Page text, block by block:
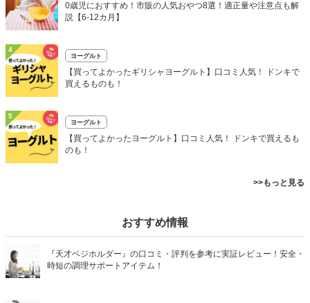
0歳児におすすめ！市販の人気おやつ8選！適正量や注意点も解
説【6‐12カ月】
4
ヨーグルト
【買ってよかったギリシャヨーグルト】口コミ人気！ ドンキで
買えるものも！
5
ヨーグルト
【買ってよかったヨーグルト】口コミ人気！ ドンキで買えるも
のも！
>>もっと見る
おすすめ情報
『天才ベジホルダー』の口コミ・評判を参考に実証レビュー！安全・
時短の調理サポートアイテム！